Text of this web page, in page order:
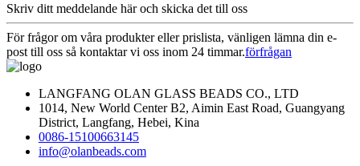
Skriv ditt meddelande här och skicka det till oss
För frågor om våra produkter eller prislista, vänligen lämna din e-
post till oss så kontaktar vi oss inom 24 timmar.förfrågan
LANGFANG OLAN GLASS BEADS CO., LTD
1014, New World Center B2, Aimin East Road, Guangyang
District, Langfang, Hebei, Kina
0086-15100663145
info@olanbeads.com